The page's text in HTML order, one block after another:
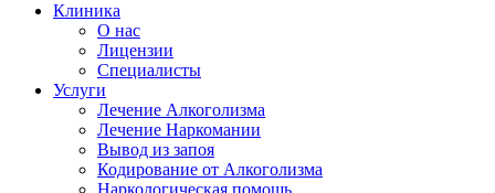
Клиника
О нас
Лицензии
Специалисты
Услуги
Лечение Алкоголизма
Лечение Наркомании
Вывод из запоя
Кодирование от Алкоголизма
Наркологическая помощь